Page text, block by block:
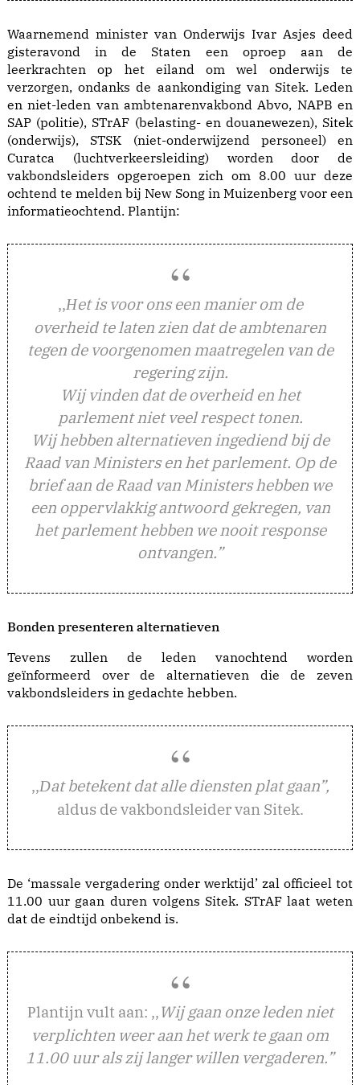
Waarnemend minister van Onderwijs Ivar Asjes deed
gisteravond in de Staten een oproep aan de
leerkrachten op het eiland om wel onderwijs te
verzorgen, ondanks de aankondiging van Sitek. Leden
en niet-leden van ambtenarenvakbond Abvo, NAPB en
SAP (politie), STrAF (belasting- en douanewezen), Sitek
(onderwijs), STSK (niet-onderwijzend personeel) en
Curatca (luchtverkeersleiding) worden door de
vakbondsleiders opgeroepen zich om 8.00 uur deze
ochtend te melden bij New Song in Muizenberg voor een
informatieochtend. Plantijn:
,,Het is voor ons een manier om de
overheid te laten zien dat de ambtenaren
tegen de voorgenomen maatregelen van de
regering zijn.
Wij vinden dat de overheid en het
parlement niet veel respect tonen.
Wij hebben alternatieven ingediend bij de
Raad van Ministers en het parlement. Op de
brief aan de Raad van Ministers hebben we
een oppervlakkig antwoord gekregen, van
het parlement hebben we nooit response
ontvangen.”
Bonden presenteren alternatieven
Tevens zullen de leden vanochtend worden
geïnformeerd over de alternatieven die de zeven
vakbondsleiders in gedachte hebben.
,,Dat betekent dat alle diensten plat gaan”,
aldus de vakbondsleider van Sitek.
De ‘massale vergadering onder werktijd’ zal officieel tot
11.00 uur gaan duren volgens Sitek. STrAF laat weten
dat de eindtijd onbekend is.
Plantijn vult aan: ,, Wij gaan onze leden niet
verplichten weer aan het werk te gaan om
11.00 uur als zij langer willen vergaderen.”